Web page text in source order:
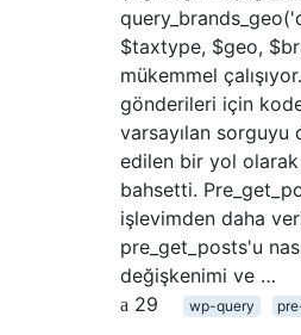
$taxtype, $geo,
mükemmel
gönderileri için
varsayılan
edilen bir yol
bahsetti.
işlevimden daha
pre_get_posts'u
değişkenimi ve …
29
wp-query